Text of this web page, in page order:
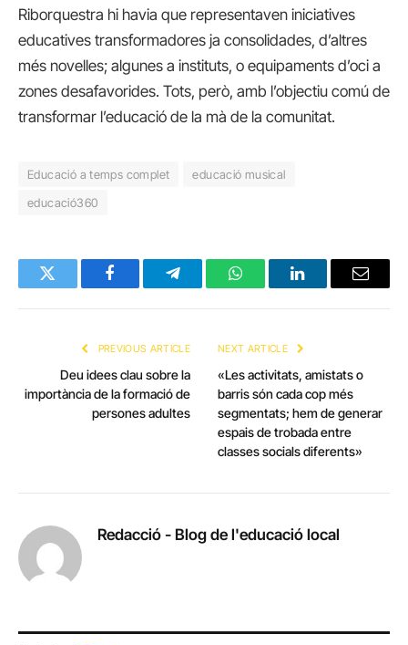
Riborquestra hi havia que representaven iniciatives
educatives transformadores ja consolidades, d’altres
més novelles; algunes a instituts, o equipaments d’oci a
zones desafavorides. Tots, però, amb l’objectiu comú de
transformar l’educació de la mà de la comunitat.
Educació a temps complet
educació musical
educació360
Twitter FacebookTelegramWhatsAppLinkedInEmail
PREVIOUS ARTICLE
Deu idees clau sobre la
importància de la formació de
persones adultes
NEXT ARTICLE
«Les activitats, amistats o
barris són cada cop més
segmentats; hem de generar
espais de trobada entre
classes socials diferents»
Redacció - Blog de l'educació local